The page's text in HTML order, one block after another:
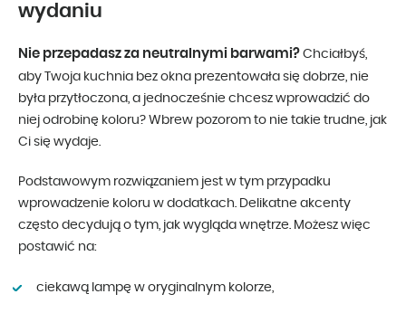
wydaniu
Nie przepadasz za neutralnymi barwami? Chciałbyś,
aby Twoja kuchnia bez okna prezentowała się dobrze, nie
była przytłoczona, a jednocześnie chcesz wprowadzić do
niej odrobinę koloru? Wbrew pozorom to nie takie trudne, jak
Ci się wydaje.
Podstawowym rozwiązaniem jest w tym przypadku
wprowadzenie koloru w dodatkach. Delikatne akcenty
często decydują o tym, jak wygląda wnętrze. Możesz więc
postawić na:
ciekawą lampę w oryginalnym kolorze,